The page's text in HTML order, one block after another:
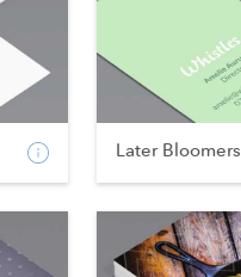
Later Bloomers